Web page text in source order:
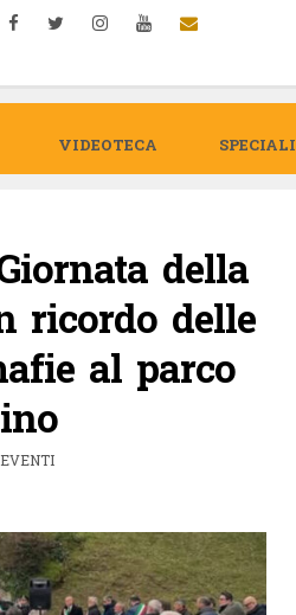
FacebookTwitterInstagramYouTubeEmail
VIDEOTECA SPECIALI
della
ricordo delle
al parco
EVENTI